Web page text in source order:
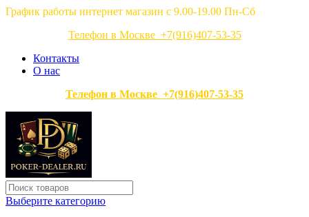
График работы интернет магазин с 9.00-19.00 Пн-Сб
Телефон в Москве +7(916)407-53-35
Контакты
О нас
Телефон в Москве +7(916)407-53-35
Выберите категорию